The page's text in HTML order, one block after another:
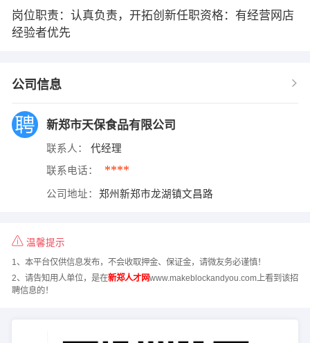
岗位职责：认真负责，开拓创新任职资格：有经营网店
经验者优先
公司信息
新郑市天保食品有限公司
联系人： 代经理
联系电话： ****
公司地址： 郑州新郑市龙湖镇文昌路
温馨提示
1、本平台仅供信息发布，不会收取押金、保证金，请微友务必谨慎！
2、请告知用人单位，是在新郑人才网www.makeblockandyou.com上看到该招
聘信息的！